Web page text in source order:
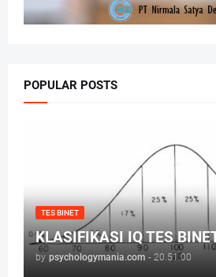
POPULAR POSTS
TES BINET
KLASIFIKASI IQ TES
by psychologymania.com - 20.51.00